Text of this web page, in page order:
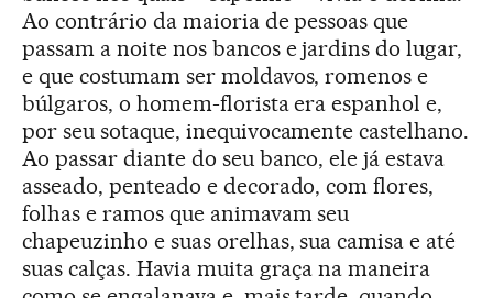
Ao contrário da maioria de pessoas que
passam a noite nos bancos e jardins do lugar,
e que costumam ser moldavos, romenos e
búlgaros, o homem-florista era espanhol e,
por seu sotaque, inequivocamente castelhano.
Ao passar diante do seu banco, ele já estava
asseado, penteado e decorado, com flores,
folhas e ramos que animavam seu
chapeuzinho e suas orelhas, sua camisa e até
suas calças. Havia muita graça na maneira